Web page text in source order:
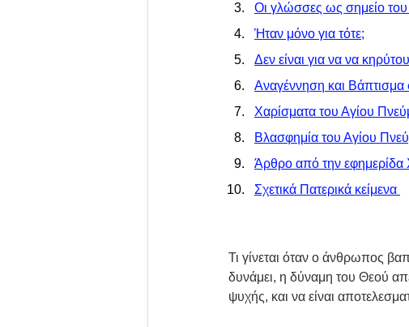
Οι γλώσσες ως σημείο του
Ήταν μόνο για τότε;
Δεν είναι για να να
Αναγέννηση και Βάπτισμα
Χαρίσματα του Αγίου
Βλασφημία του Αγίου
Άρθρο από την εφημερίδα
Σχετικά Πατερικά κείμενα
Τι γίνεται όταν ο άνθρωπος
δυνάμει, η δύναμη του Θεού
ψυχής, και να είναι